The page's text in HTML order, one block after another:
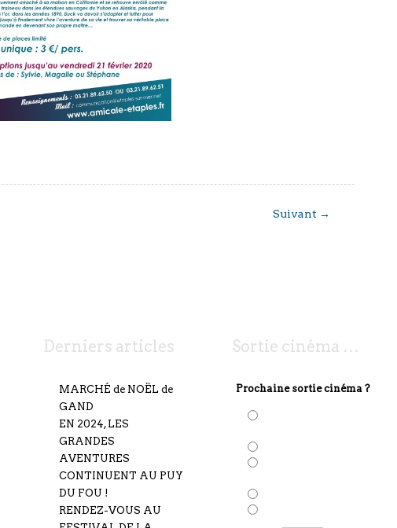
Suivant →
Derniers articles
MARCHÉ de NOËL de
GAND
EN 2024, LES
GRANDES
AVENTURES
CONTINUENT AU PUY
DU FOU !
RENDEZ-VOUS AU
Sortie cinéma …
Prochaine sortie cinéma ?